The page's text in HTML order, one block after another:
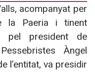
acompanyat per
la Paeria i tinent
pel president de
Àngel
l’entitat, va presidir